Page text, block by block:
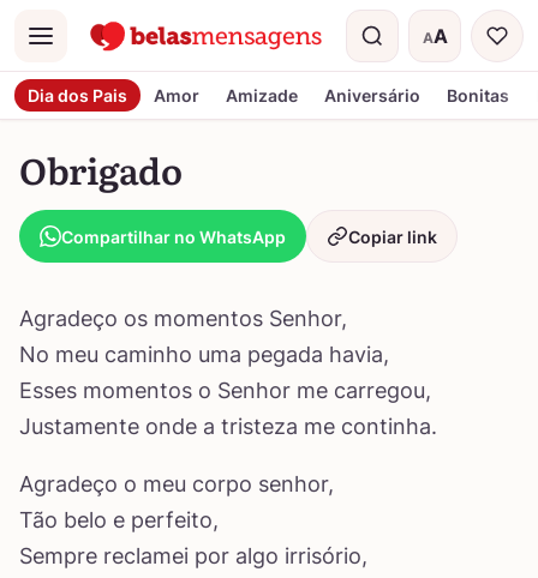
Menu AA
Tamanho do
Dia dos Pais Amor Amizade Aniversário Bonitas
Obrigado
Compartilhar no WhatsApp Copiar link
Agradeço os momentos Senhor,
No meu caminho uma pegada havia,
Esses momentos o Senhor me carregou,
Justamente onde a tristeza me continha.
Agradeço o meu corpo senhor,
Tão belo e perfeito,
Sempre reclamei por algo irrisório,